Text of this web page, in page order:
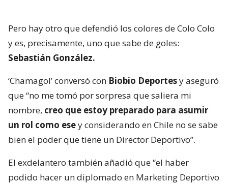
Pero hay otro que defendió los colores de Colo Colo
y es, precisamente, uno que sabe de goles:
Sebastián González.
‘Chamagol’ conversó con Biobio Deportesy aseguró
que “no me tomó por sorpresa que saliera mi
nombre, creo que estoy preparado para asumir
un rol como esey considerando en Chile no se sabe
bien el poder que tiene un Director Deportivo”.
El exdelantero también añadió que “el haber
podido hacer un diplomado en Marketing Deportivo